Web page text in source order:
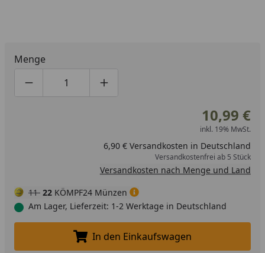
Menge
Produktmenge um eins verringern
Produktmenge manuell eingeben
Produktmenge um eins erhöhen
10,99 €
inkl. 19% MwSt.
6,90 € Versandkosten in Deutschland
Versandkostenfrei ab 5 Stück
Versandkosten nach Menge und Land
11 22 KÖMPF24 Münzen
Am Lager, Lieferzeit: 1-2 Werktage in Deutschland
In den Einkaufswagen legen
In den Einkaufswagen